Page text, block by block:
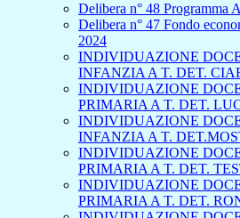
Delibera n° 48 Programma
Delibera n° 47 Fondo
2024
INDIVIDUAZIONE
INFANZIA A T. DET.
INDIVIDUAZIONE
PRIMARIA A T. DET.
INDIVIDUAZIONE
INFANZIA A T.
INDIVIDUAZIONE
PRIMARIA A T. DET.
INDIVIDUAZIONE
PRIMARIA A T. DET.